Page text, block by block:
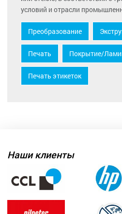
условий и отрасли
Преобразование
Печать Покрытие/
Печать этикеток
Наши клиенты